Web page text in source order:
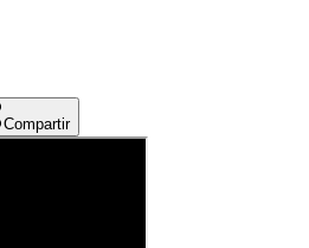
Compartir